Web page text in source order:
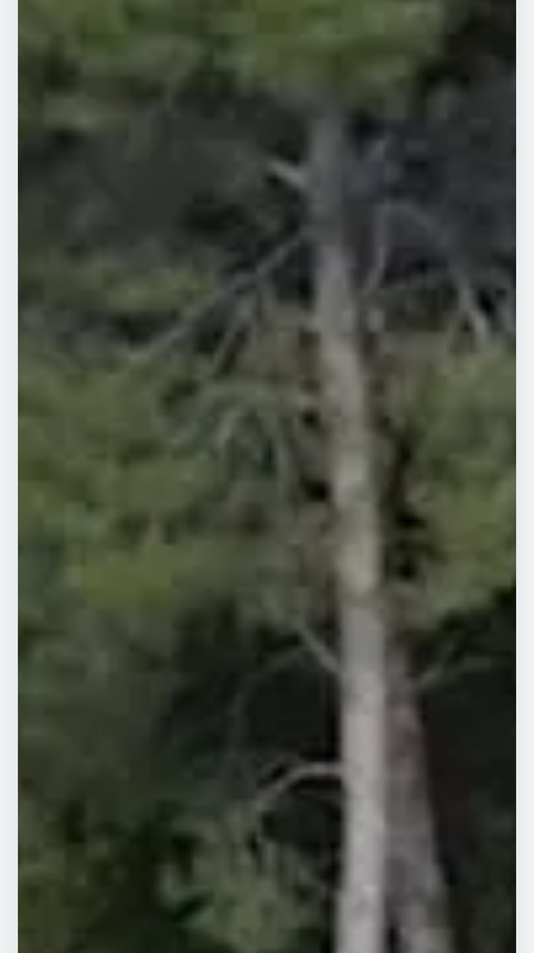
Réfection de toit
terrasse à Béziers:
Une toiture remise à
neuf pour durer